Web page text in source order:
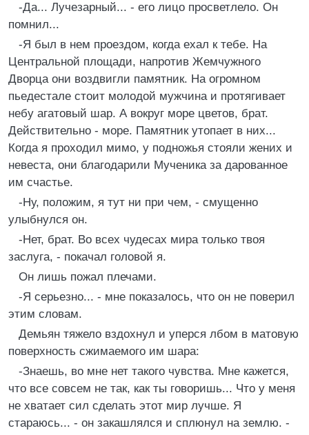
-Да... Лучезарный... - его лицо просветлело. Он
помнил...
-Я был в нем проездом, когда ехал к тебе. На
Центральной площади, напротив Жемчужного
Дворца они воздвигли памятник. На огромном
пьедестале стоит молодой мужчина и протягивает
небу агатовый шар. А вокруг море цветов, брат.
Действительно - море. Памятник утопает в них...
Когда я проходил мимо, у подножья стояли жених и
невеста, они благодарили Мученика за дарованное
им счастье.
-Ну, положим, я тут ни при чем, - смущенно
улыбнулся он.
-Нет, брат. Во всех чудесах мира только твоя
заслуга, - покачал головой я.
Он лишь пожал плечами.
-Я серьезно... - мне показалось, что он не поверил
этим словам.
Демьян тяжело вздохнул и уперся лбом в матовую
поверхность сжимаемого им шара:
-Знаешь, во мне нет такого чувства. Мне кажется,
что все совсем не так, как ты говоришь... Что у меня
не хватает сил сделать этот мир лучше. Я
стараюсь... - он закашлялся и сплюнул на землю. -